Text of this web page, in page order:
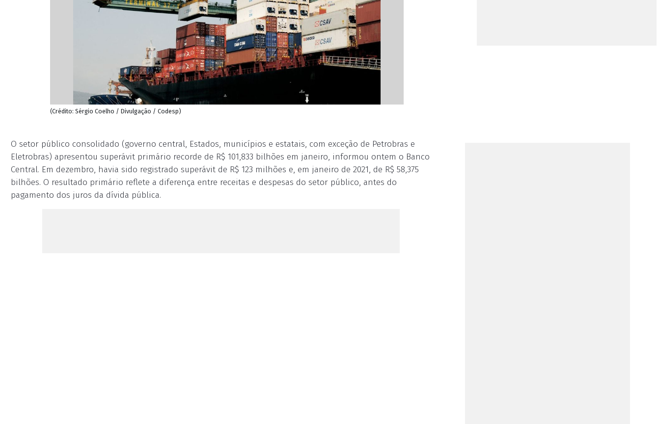
(Crédito: Sérgio Coelho / Divulgação / Codesp)
O setor público consolidado (governo central, Estados, municípios e estatais, com exceção de Petrobras e
Eletrobras) apresentou superávit primário recorde de R$ 101,833 bilhões em janeiro, informou ontem o Banco
Central. Em dezembro, havia sido registrado superávit de R$ 123 milhões e, em janeiro de 2021, de R$ 58,375
bilhões. O resultado primário reflete a diferença entre receitas e despesas do setor público, antes do
pagamento dos juros da dívida pública.